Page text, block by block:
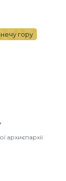
гору
архиєпархії